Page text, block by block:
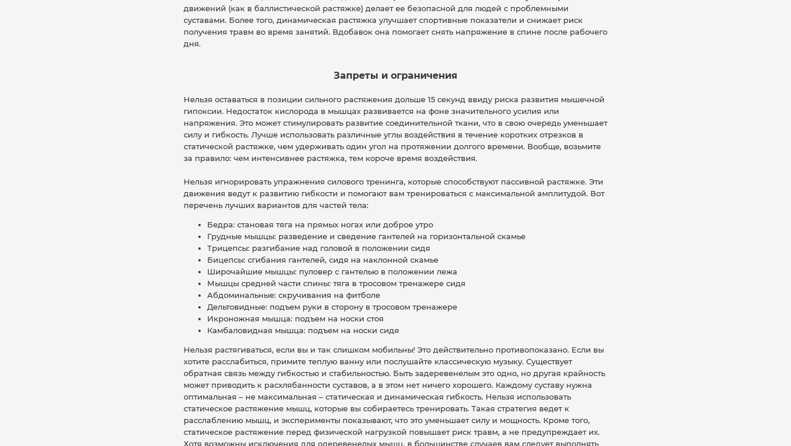
движений (как в баллистической растяжке) делает ее безопасной для людей с проблемными
суставами. Более того, динамическая растяжка улучшает спортивные показатели и снижает риск
получения травм во время занятий. Вдобавок она помогает снять напряжение в спине после рабочего
дня.
Запреты и ограничения
Нельзя оставаться в позиции сильного растяжения дольше 15 секунд ввиду риска развития мышечной
гипоксии. Недостаток кислорода в мышцах развивается на фоне значительного усилия или
напряжения. Это может стимулировать развитие соединительной ткани, что в свою очередь уменьшает
силу и гибкость. Лучше использовать различные углы воздействия в течение коротких отрезков в
статической растяжке, чем удерживать один угол на протяжении долгого времени. Вообще, возьмите
за правило: чем интенсивнее растяжка, тем короче время воздействия.
Нельзя игнорировать упражнения силового тренинга, которые способствуют пассивной растяжке. Эти
движения ведут к развитию гибкости и помогают вам тренироваться с максимальной амплитудой. Вот
перечень лучших вариантов для частей тела:
Бедра: становая тяга на прямых ногах или доброе утро
Грудные мышцы: разведение и сведение гантелей на горизонтальной скамье
Трицепсы: разгибание над головой в положении сидя
Бицепсы: сгибания гантелей, сидя на наклонной скамье
Широчайшие мышцы: пуловер с гантелью в положении лежа
Мышцы средней части спины: тяга в тросовом тренажере сидя
Абдоминальные: скручивания на фитболе
Дельтовидные: подъем руки в сторону в тросовом тренажере
Икроножная мышца: подъем на носки стоя
Камбаловидная мышца: подъем на носки сидя
Нельзя растягиваться, если вы и так слишком мобильны! Это действительно противопоказано. Если вы
хотите расслабиться, примите теплую ванну или послушайте классическую музыку. Существует
обратная связь между гибкостью и стабильностью. Быть задеревенелым это одно, но другая крайность
может приводить к расхлябанности суставов, а в этом нет ничего хорошего. Каждому суставу нужна
оптимальная – не максимальная – статическая и динамическая гибкость. Нельзя использовать
статическое растяжение мышц, которые вы собираетесь тренировать. Такая стратегия ведет к
расслаблению мышц, и эксперименты показывают, что это уменьшает силу и мощность. Кроме того,
статическое растяжение перед физической нагрузкой повышает риск травм, а не предупреждает их.
Хотя возможны исключения для одеревенелых мышц, в большинстве случаев вам следует выполнять